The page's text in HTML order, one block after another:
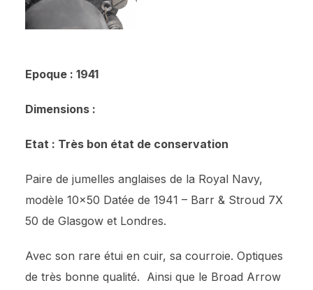
Epoque : 1941
Dimensions :
Etat : Très bon état de conservation
Paire de jumelles anglaises de la Royal Navy,
modèle 10×50 Datée de 1941 – Barr & Stroud 7X
50 de Glasgow et Londres.
Avec son rare étui en cuir, sa courroie. Optiques
de très bonne qualité. Ainsi que le Broad Arrow